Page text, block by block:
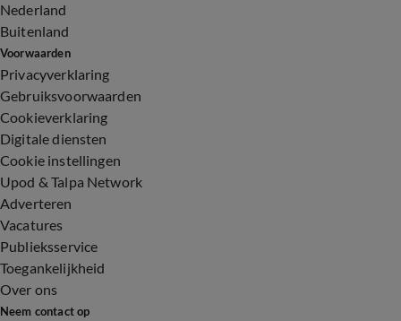
Nederland
Buitenland
Voorwaarden
Privacyverklaring
Gebruiksvoorwaarden
Cookieverklaring
Digitale diensten
Cookie instellingen
Upod & Talpa Network
Adverteren
Vacatures
Publieksservice
Toegankelijkheid
Over ons
Neem contact op